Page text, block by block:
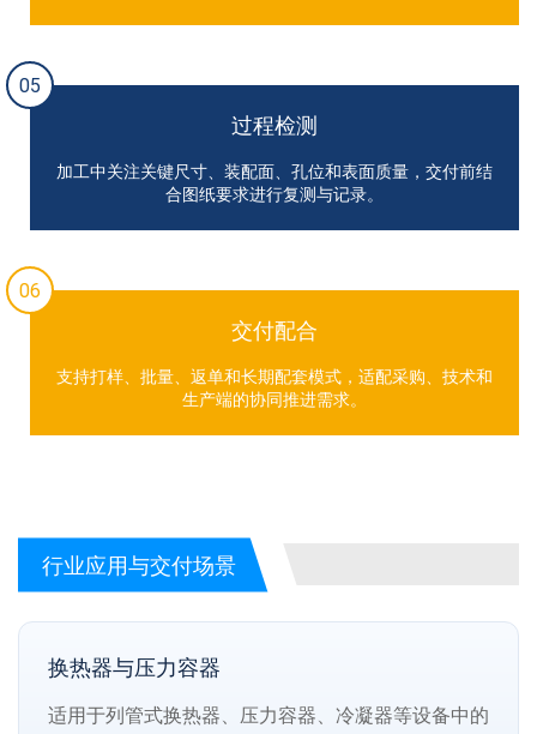
05
过程检测
加工中关注关键尺寸、装配面、孔位和表面质量，交付前结
合图纸要求进行复测与记录。
06
交付配合
支持打样、批量、返单和长期配套模式，适配采购、技术和
生产端的协同推进需求。
行业应用与交付场景
换热器与压力容器
适用于列管式换热器、压力容器、冷凝器等设备中的